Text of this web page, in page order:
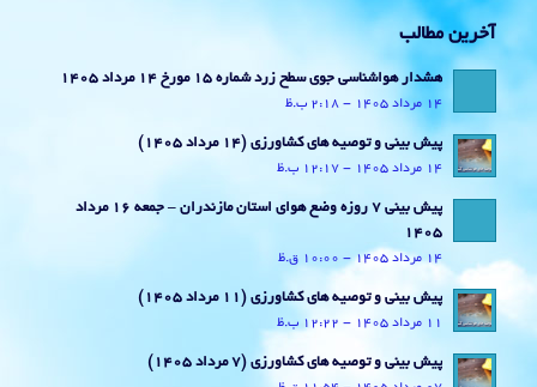
آخرین مطالب
هشدار هواشناسی جوی سطح زرد شماره 15 مورخ 14 مرداد 1405
14 مرداد 1405 - 2:18 ب.ظ
پیش بینی و توصیه های کشاورزی (14 مرداد ۱۴۰۵)
14 مرداد 1405 - 12:17 ب.ظ
پیش بینی 7 روزه وضع هوای استان مازندران – جمعه 16 مرداد
1405
14 مرداد 1405 - 10:00 ق.ظ
پیش بینی و توصیه های کشاورزی (11 مرداد ۱۴۰۵)
11 مرداد 1405 - 12:22 ب.ظ
پیش بینی و توصیه های کشاورزی (7 مرداد ۱۴۰۵)